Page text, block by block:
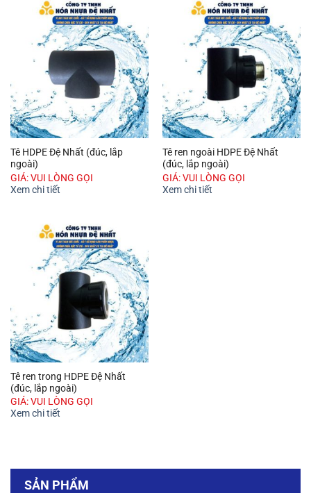
SẢN PHẨM
Tê HDPE Đệ Nhất (đúc, lắp
ngoài)
GIÁ: VUI LÒNG GỌI
Xem chi tiết
Tê ren ngoài HDPE Đệ Nhất
(đúc, lắp ngoài)
GIÁ: VUI LÒNG GỌI
Xem chi tiết
Tê ren trong HDPE Đệ Nhất
(đúc, lắp ngoài)
GIÁ: VUI LÒNG GỌI
Xem chi tiết